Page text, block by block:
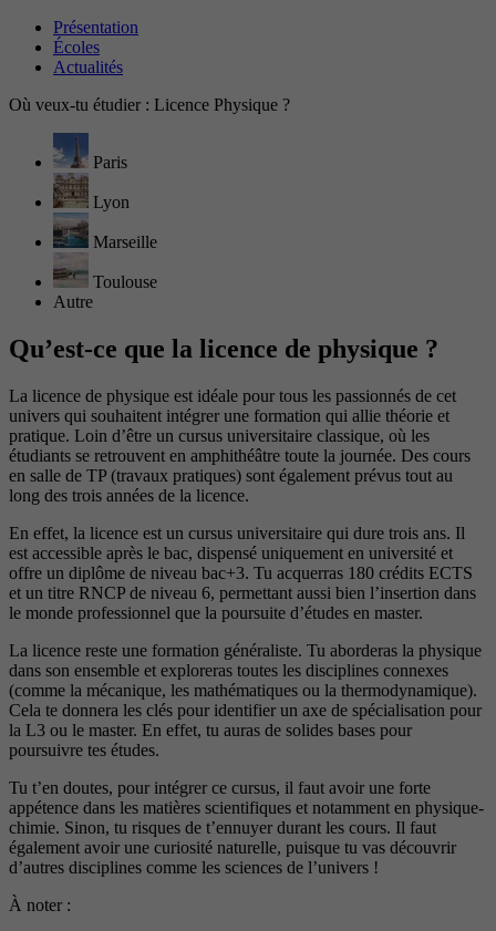
Présentation
Écoles
Actualités
Où veux-tu étudier : Licence Physique ?
Paris
Lyon
Marseille
Toulouse
Autre
Qu’est-ce que la licence de physique ?
La licence de physique est idéale pour tous les passionnés de cet
univers qui souhaitent intégrer une formation qui allie théorie et
pratique. Loin d’être un cursus universitaire classique, où les
étudiants se retrouvent en amphithéâtre toute la journée. Des cours
en salle de TP (travaux pratiques) sont également prévus tout au
long des trois années de la licence.
En effet, la licence est un cursus universitaire qui dure trois ans. Il
est accessible après le bac, dispensé uniquement en université et
offre un diplôme de niveau bac+3. Tu acquerras 180 crédits ECTS
et un titre RNCP de niveau 6, permettant aussi bien l’insertion dans
le monde professionnel que la poursuite d’études en master.
La licence reste une formation généraliste. Tu aborderas la physique
dans son ensemble et exploreras toutes les disciplines connexes
(comme la mécanique, les mathématiques ou la thermodynamique).
Cela te donnera les clés pour identifier un axe de spécialisation pour
la L3 ou le master. En effet, tu auras de solides bases pour
poursuivre tes études.
Tu t’en doutes, pour intégrer ce cursus, il faut avoir une forte
appétence dans les matières scientifiques et notamment en physique-
chimie. Sinon, tu risques de t’ennuyer durant les cours. Il faut
également avoir une curiosité naturelle, puisque tu vas découvrir
d’autres disciplines comme les sciences de l’univers !
À noter :